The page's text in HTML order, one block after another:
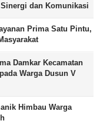
dan Komunikasi
Prima Satu Pintu,
Damkar Kecamatan
Warga Dusun V
Himbau Warga